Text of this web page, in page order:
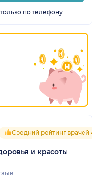
по телефону
Средний рейтинг врачей 4.3
и красоты